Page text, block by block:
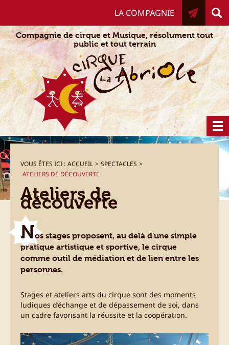
contenu
Compagnie de cirque et Musique, résolument tout
public et tout terrain
LA COMPAGNIE
VOUS ÊTES ICI : ACCUEIL > SPECTACLES >
ATELIERS DE DÉCOUVERTE
Ateliers de
découverte
Nos stages proposent, au delà d'une simple
pratique artistique et sportive, le cirque
comme outil de médiation et de lien entre les
personnes.
Stages et ateliers arts du cirque sont des moments
ludiques d’échange et de dépassement de soi, dans
un cadre favorisant la réussite et la coopération.